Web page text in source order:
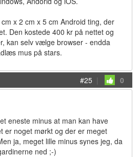
x 2 cm x 5 cm Android ting, der
Den kostede 400 kr på nettet og
kan selv vælge browser - endda
mus på stars.
#25 | 0
eneste minus at man kan have
er noget mørkt og der er meget
ja, meget lille minus synes jeg, da
ned ;-)